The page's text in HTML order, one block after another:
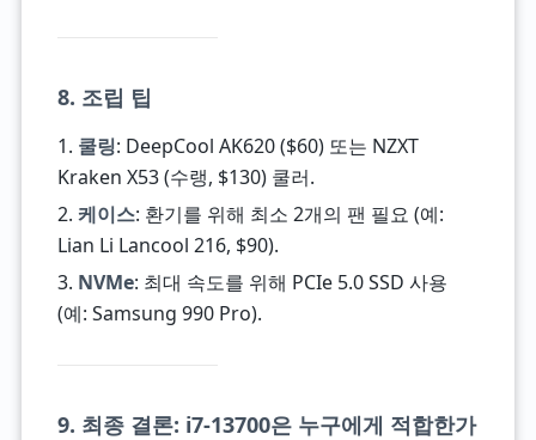
8. 조립 팁
1. 쿨링: DeepCool AK620 ($60) 또는 NZXT
Kraken X53 (수랭, $130) 쿨러.
2. 케이스: 환기를 위해 최소 2개의 팬 필요 (예:
Lian Li Lancool 216, $90).
3. NVMe: 최대 속도를 위해 PCIe 5.0 SSD 사용
(예: Samsung 990 Pro).
9. 최종 결론: i7-13700은 누구에게 적합한가